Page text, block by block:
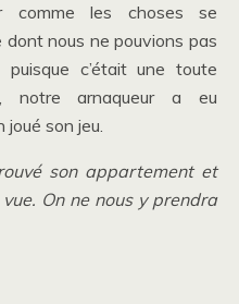
comme les choses se
nous ne pouvions pas
c’était une toute
notre arnaqueur a eu
joué son jeu.
son appartement et
On ne nous y prendra